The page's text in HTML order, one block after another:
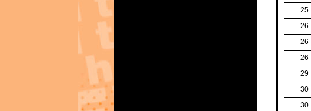
25
26
26
26
29
30
30